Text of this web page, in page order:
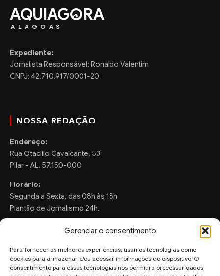
Gerenciar o consentimento
Para fornecer as melhores experiências, usamos tecnologias como
cookies para armazenar e/ou acessar informações do dispositivo. O
consentimento para essas tecnologias nos permitirá processar dados
AQUIAG RA
ALAGOAS
Expediente:
Jornalista Responsável: Ronaldo Valentim
CNPJ: 42.710.917/0001-20
NOSSA REDAÇÃO
Endereço:
Rua Otacilio Cavalcante, 53
Pilar - AL, 57.150-000
Horário:
Segunda a Sexta, das 08h às 18h
Plantão de Jornalismo 24h.
FALE CONOSCO
Sugestões de Pauta: